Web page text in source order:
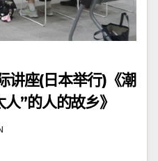
讲座(日本举行)《潮
”的人的故乡》